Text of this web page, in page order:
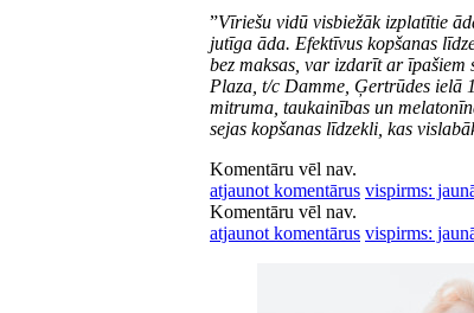
”Vīriešu vidū visbiežāk izplatītie
jutīga āda. Efektīvus kopšanas
bez maksas, var izdarīt ar
Plaza, t/c Damme, Ģertrūdes ielā
mitruma, taukainības un
sejas kopšanas līdzekli, kas
Komentāru vēl nav.
atjaunot komentārus vispirms:
Komentāru vēl nav.
atjaunot komentārus vispirms: